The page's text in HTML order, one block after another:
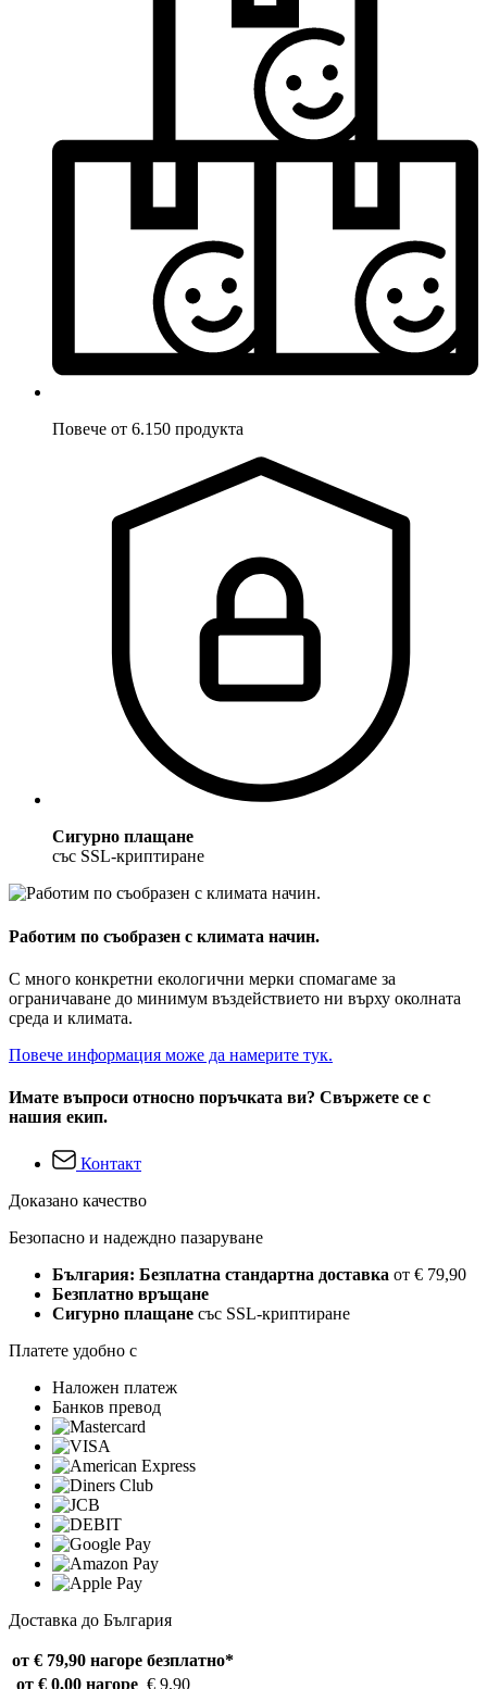
Повече от 6.150 продукта
Сигурно плащане
със SSL-криптиране
Работим по съобразен с климата начин.
С много конкретни екологични мерки спомагаме за
ограничаване до минимум въздействието ни върху околната
среда и климата.
Повече информация може да намерите тук.
Имате въпроси относно поръчката ви? Свържете се с
нашия екип.
Контакт
Доказано качество
Безопасно и надеждно пазаруване
България: Безплатна стандартна доставка от € 79,90
Безплатно връщане
Сигурно плащане със SSL-криптиране
Платете удобно с
Наложен платеж
Банков превод
Доставка до България
от € 79,90 нагоре безплатно*
от € 0,00 нагоре € 9,90